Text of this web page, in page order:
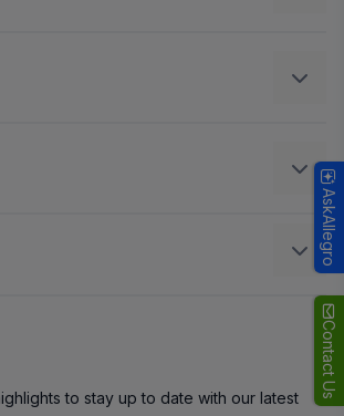
Contact Us
to stay up to date with our latest
AskAllegro